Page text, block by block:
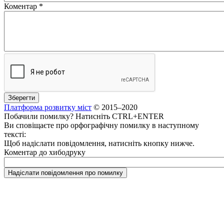
Коментар *
Платформа розвитку міст © 2015–2020
Побачили помилку? Натисніть CTRL+ENTER
Ви сповіщаєте про орфографічну помилку в наступному
тексті:
Щоб надіслати повідомлення, натисніть кнопку нижче.
Коментар до хибодруку